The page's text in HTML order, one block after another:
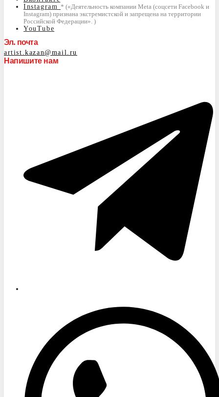
Instagram
YouTube
Эл. почта
artist.kazan@mail.ru
Напишите нам